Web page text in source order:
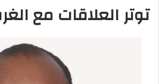
توتر العلاقات مع